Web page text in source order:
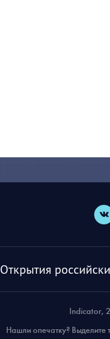
Открытия
Indicator,
Нашли опечатку? Выделите